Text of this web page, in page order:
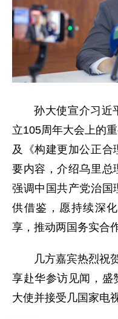
孙大使宣介习近
立105周年大会上的
及《构建更加公正合
要内容，介绍乌里总
强调中国共产党治国
供借鉴，愿持续深
享，推动两国务实合
几方嘉宾热烈祝
享赴华参访见闻，盛
大使并接受几国家电